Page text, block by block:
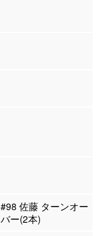
#98 佐藤 ターンオー
バー(2本)